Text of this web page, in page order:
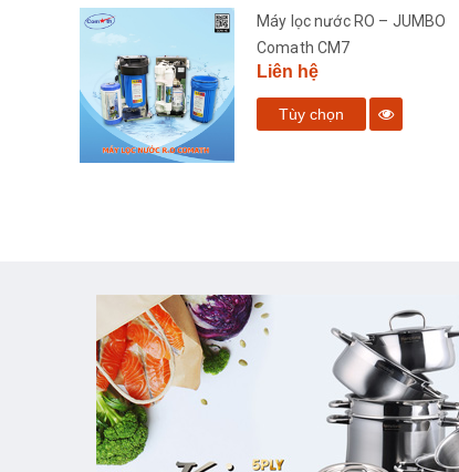
Máy lọc nước RO – JUMBO
Comath CM7
Liên hệ
Tùy chọn